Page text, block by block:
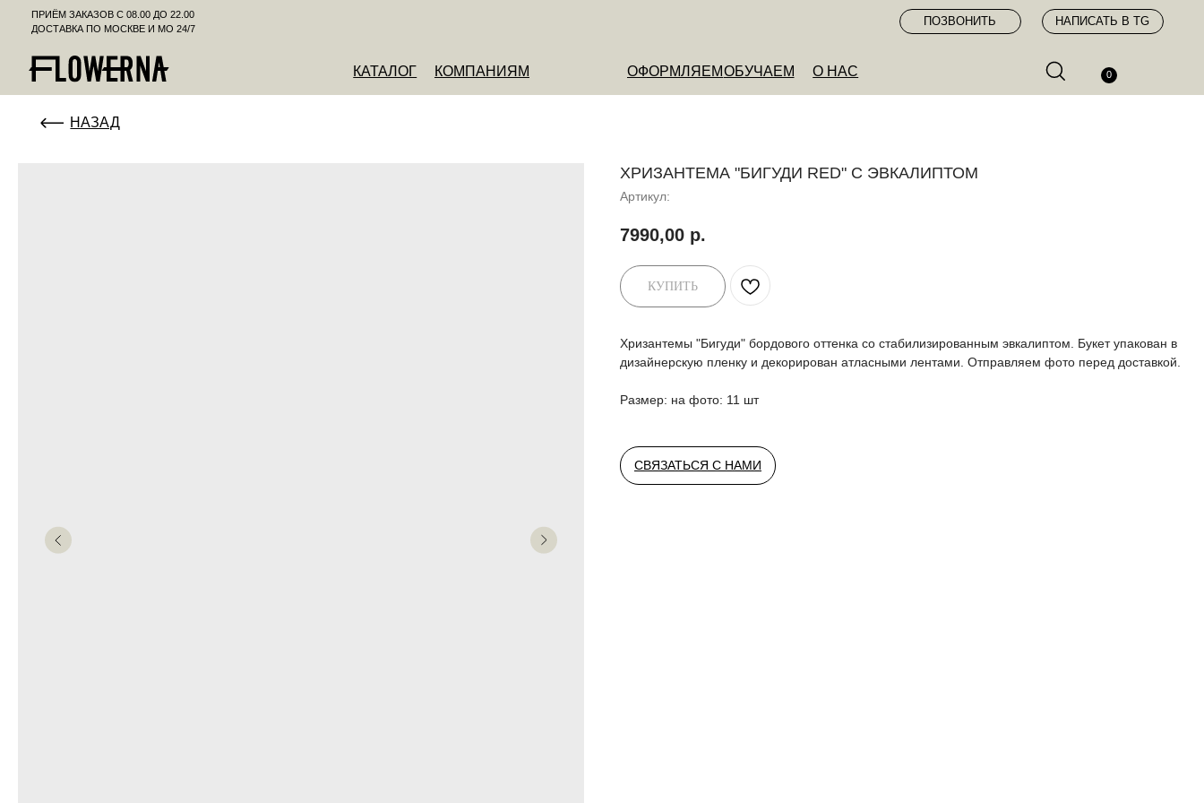
О НАС
КОМПАНИЯМ
КАТАЛОГ ОФОРМЛЯЕМ ОБУЧАЕМ
НАПИСАТЬ В TG
ПРИЁМ ЗАКАЗОВ С 08.00 ДО 22.00
ДОСТАВКА ПО МОСКВЕ И МО 24/7
ХРИЗАНТЕМА "БИГУДИ RED" С ЭВКАЛИПТОМ
Артикул:
7990,00 р.
КУПИТЬ
Хризантемы "Бигуди" бордового оттенка со стабилизированным эвкалиптом. Букет упакован в
дизайнерскую пленку и декорирован атласными лентами. Отправляем фото перед доставкой.
Размер: на фото: 11 шт
СВЯЗАТЬСЯ С НАМИ